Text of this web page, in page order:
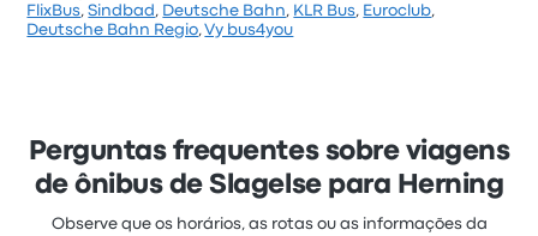
FlixBus,Sindbad , Deutsche Bahn, KLR Bus, Euroclub,
Deutsche Bahn Regio,Vy bus4you
Perguntas frequentes sobre viagens
de ônibus de Slagelse para Herning
Observe que os horários, as rotas ou as informações da